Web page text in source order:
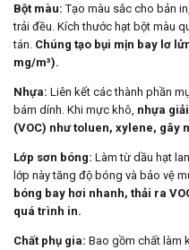
Bột màu: Tạo màu sắc cho bản
trải đều. Kích thước hạt bột màu
tán. Chúng tạo bụi mịn bay lơ
mg/m³).
Nhựa: Liên kết các thành phần
bám dính. Khi mực khô, nhựa
(VOC) như toluen, xylene, gây
Lớp sơn bóng: Làm từ dầu hạt
lớp này tăng độ bóng và bảo vệ
bóng bay hơi nhanh, thải ra
quá trình in.
Chất phụ gia: Bao gồm chất làm